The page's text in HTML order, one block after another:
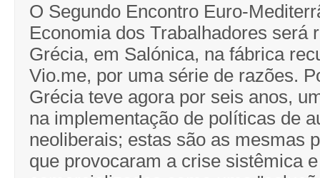
O Segundo Encontro Euro-
Economia dos Trabalhadores será
Grécia, em Salónica, na fábrica
Vio.me, por uma série de razões.
Grécia teve agora por seis anos,
na implementação de políticas de
neoliberais; estas são as mesmas
que provocaram a crise sistêmica